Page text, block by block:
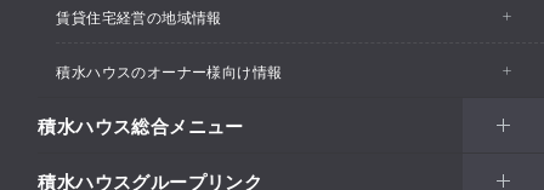
イベント情報
住宅展示場・ショールーム情報
分譲住宅・土地
賃貸住宅経営の地域情報
イベント情報
支店・事業所情報
積水ハウスのオーナー様向け情報
カスタマーズセンター
積水ハウス総合メニュー
住まい
積水ハウスグループリンク